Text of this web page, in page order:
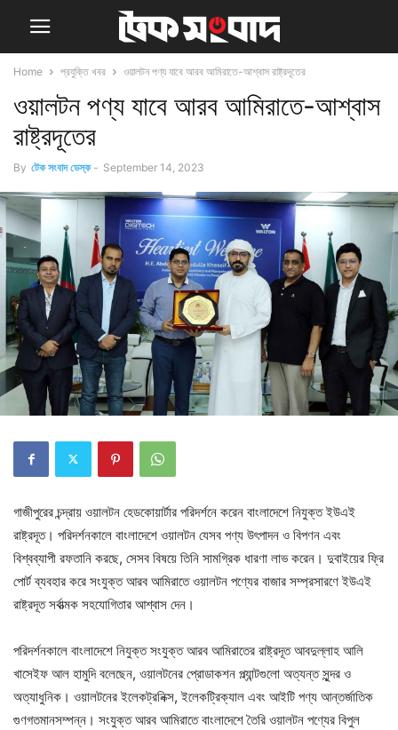
Home প্রযুক্তি খবর ওয়ালটন পণ্য যাবে আরব আমিরাতে-আশ্বাস রাষ্ট্রদূতের
ওয়ালটন পণ্য যাবে আরব আমিরাতে-আশ্বাস
রাষ্ট্রদূতের
By টেক সংবাদ ডেস্ক - September 14, 2023
গাজীপুরের চন্দ্রায় ওয়ালটন হেডকোয়ার্টার পরিদর্শনে করেন বাংলাদেশে নিযুক্ত ইউএই
রাষ্ট্রদূত। পরিদর্শনকালে বাংলাদেশে ওয়ালটন যেসব পণ্য উৎপাদন ও বিপণন এবং
বিশ্বব্যাপী রফতানি করছে, সেসব বিষয়ে তিনি সামগ্রিক ধারণা লাভ করেন। দুবাইয়ের ফ্রি
পোর্ট ব্যবহার করে সংযুক্ত আরব আমিরাতে ওয়ালটন পণ্যের বাজার সম্প্রসারণে ইউএই
রাষ্ট্রদূত সর্বাত্মক সহযোগিতার আশ্বাস দেন।
পরিদর্শনকালে বাংলাদেশে নিযুক্ত সংযুক্ত আরব আমিরাতের রাষ্ট্রদূত আবদুল্লাহ আলি
খাসেইফ আল হামুদি বলেছেন, ওয়ালটনের প্রোডাকশন প্ল্যান্টগুলো অত্যন্ত সুন্দর ও
অত্যাধুনিক। ওয়ালটনের ইলেকট্রনিক্স, ইলেকট্রিক্যাল এবং আইটি পণ্য আন্তর্জাতিক
গুণগতমানসম্পন্ন। সংযুক্ত আরব আমিরাতে বাংলাদেশে তৈরি ওয়ালটন পণ্যের বিপুল